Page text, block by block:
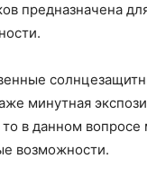
предназначена
минутная
в данном
возможности.